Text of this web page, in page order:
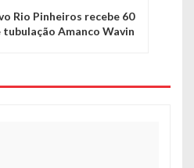
Rio Pinheiros recebe 60
Amanco Wavin